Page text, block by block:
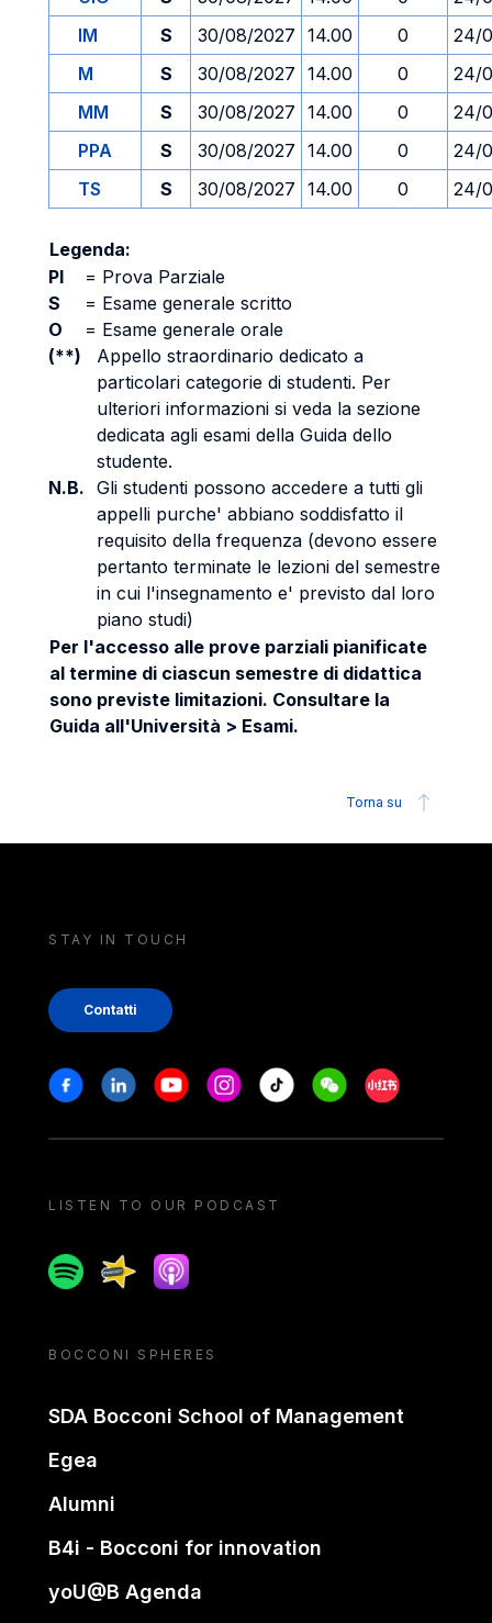
IM
S 30/08/2027 14.00 0
24/
M
S 30/08/2027 14.00 0
24/
MM
S 30/08/2027 14.00 0
24/
PPA
S 30/08/2027 14.00 0
24/
TS
S 30/08/2027 14.00 0 24/
Legenda:
PI
= Prova Parziale
S
= Esame generale scritto
O
= Esame generale orale
(**)
Appello straordinario dedicato a
particolari categorie di studenti. Per
ulteriori informazioni si veda la sezione
dedicata agli esami della Guida dello
studente.
N.B. Gli studenti possono accedere a tutti gli
appelli purche' abbiano soddisfatto il
requisito della frequenza (devono essere
pertanto terminate le lezioni del semestre
in cui l'insegnamento e' previsto dal loro
piano studi)
Per l'accesso alle prove parziali pianificate
al termine di ciascun semestre di didattica
sono previste limitazioni. Consultare la
Guida all'Università > Esami.
Torna su
STAY IN TOUCH
Contatti
Stay in touch
FacebookLinkedinYoutubeInstagram
Tiktok WeechatXiaohongshu/
LISTEN TO OUR PODCAST
SpotifySpreakerApple podcast
BOCCONI SPHERES
SDA Bocconi School of Management
Egea
Alumni
B4i - Bocconi for innovation
yoU@B Agenda